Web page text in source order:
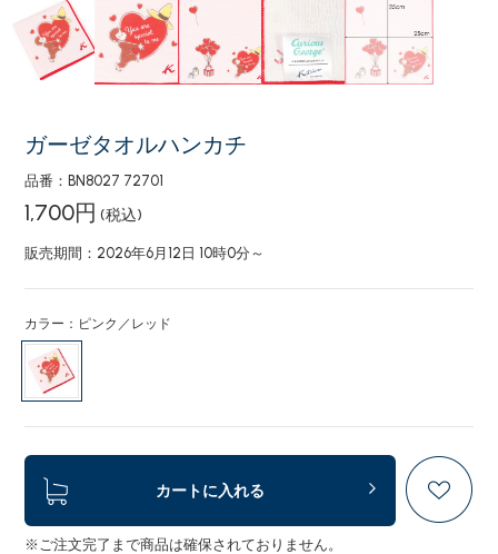
ガーゼタオルハンカチ
品番：BN8027 72701
1,700円 (税込)
販売期間：2026年6月12日 10時0分～
カラー：ピンク／レッド
カートに入れる
※ご注文完了まで商品は確保されておりません。